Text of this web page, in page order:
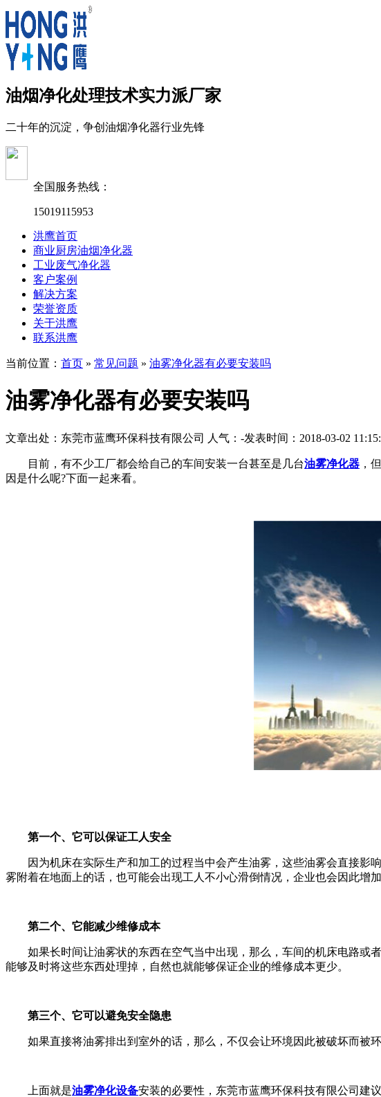
油烟净化处理技术实力派厂家
二十年的沉淀，争创油烟净化器行业先锋
全国服务热线：
15019115953
洪鹰首页
商业厨房油烟净化器
工业废气净化器
客户案例
解决方案
荣誉资质
关于洪鹰
联系洪鹰
当前位置： 首页 » 常见问题 » 油雾净化器有必要安装吗
油雾净化器有必要安装吗
文章出处：东莞市蓝鹰环保科技有限公司 人气： -发表时间：2018-03-02
目前，有不少工厂都会给自己的车间安装一台甚至是几台油雾净化器 ，
因是什么呢?下面一起来看。
第一个、它可以保证工人安全
因为机床在实际生产和加工的过程当中会产生油雾，这些油雾会直接影
雾附着在地面上的话，也可能会出现工人不小心滑倒情况，企业也会因此增
第二个、它能减少维修成本
如果长时间让油雾状的东西在空气当中出现，那么，车间的机床电路或
能够及时将这些东西处理掉，自然也就能够保证企业的维修成本更少。
第三个、它可以避免安全隐患
如果直接将油雾排出到室外的话，那么，不仅会让环境因此被破坏而被环
上面就是油雾净化设备安装的必要性，东莞市蓝鹰环保科技有限公司建